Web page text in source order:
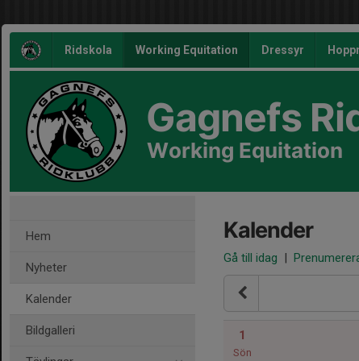
Ridskola Working Equitation Dressyr
Gagnefs
Working Equitation
Hem
Nyheter
Kalender
Bildgalleri
Kalender
Gå till idag |
1
Sön